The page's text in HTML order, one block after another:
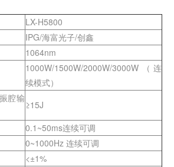
LX-H5800
IPG/海富光子/创鑫
1064nm
1000W/1500W/2000W/3000W（连
续模式）
腔输
≥15J
0.1~50ms连续可调
0~1000Hz 连续可调
<±1%